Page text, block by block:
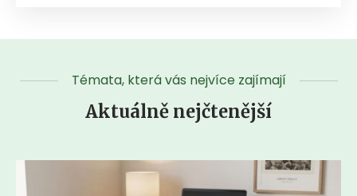
Témata, která vás nejvíce zajímají
Aktuálně nejčtenější